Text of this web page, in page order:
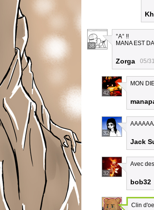
38
°A° !!
MANA EST
Zorga 05/
42
MON
32
Jack
32
Avec
bob32
Clin